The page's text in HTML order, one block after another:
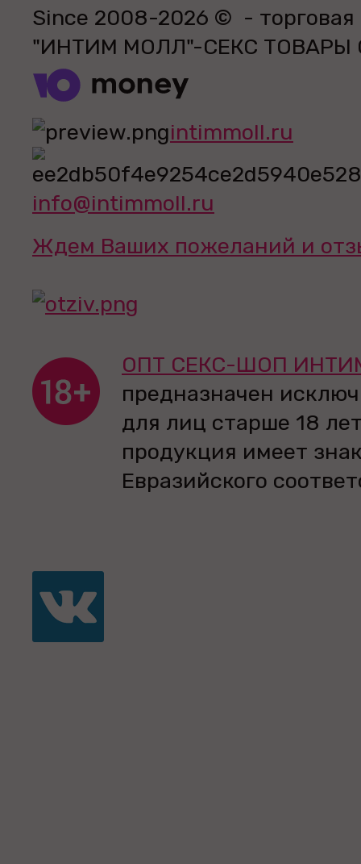
Since 2008-2026 © - торговая
"ИНТИМ МОЛЛ"-СЕКС
intimmoll.ru
info@intimmoll.ru
Ждем Ваших пожеланий и
ОПТ СЕКС-ШОП
предназначен
для лиц старше 18
продукция имеет
Евразийского